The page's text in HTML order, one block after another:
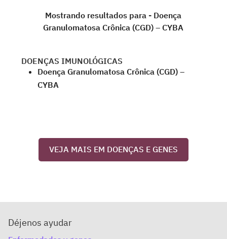
Mostrando resultados para - Doença
Granulomatosa Crônica (CGD) – CYBA
DOENÇAS IMUNOLÓGICAS
Doença Granulomatosa Crônica (CGD) –
CYBA
VEJA MAIS EM DOENÇAS E GENES
Déjenos ayudar